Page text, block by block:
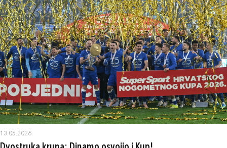
13.05.2026.